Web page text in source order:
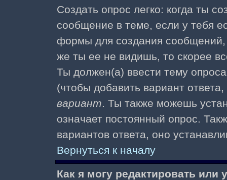
Создать опрос легко: когда ты
сообщение в теме, если у тебя
формы для создания
же ты ее не видишь, то скорее
Ты должен(а) ввести тему
(чтобы добавить вариант
вариант. Ты также можешь
означает постоянный опрос.
вариантов ответа, оно
Вернуться к началу
Как я могу редактировать или